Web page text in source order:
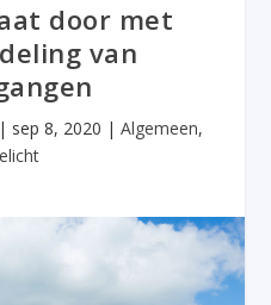
door met
van
| sep 8, 2020 | Algemeen,